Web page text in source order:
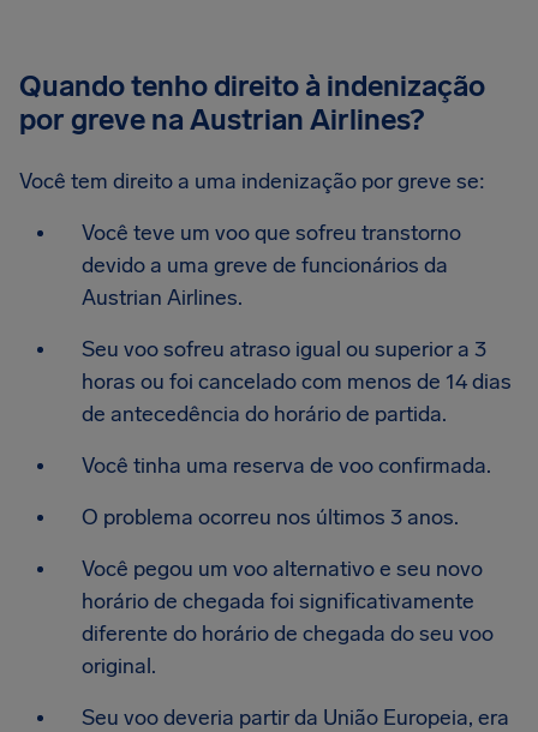
Quando tenho direito à indenização
por greve na Austrian Airlines?
Você tem direito a uma indenização por greve se:
Você teve um voo que sofreu transtorno
devido a uma greve de funcionários da
Austrian Airlines.
Seu voo sofreu atraso igual ou superior a 3
horas ou foi cancelado com menos de 14 dias
de antecedência do horário de partida.
Você tinha uma reserva de voo confirmada.
O problema ocorreu nos últimos 3 anos.
Você pegou um voo alternativo e seu novo
horário de chegada foi significativamente
diferente do horário de chegada do seu voo
original.
Seu voo deveria partir da União Europeia, era